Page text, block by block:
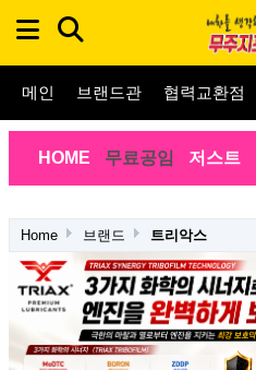
메인 브랜드관 협력교환점
HOME 무료공임 저스트
Home 브랜드 트리악스